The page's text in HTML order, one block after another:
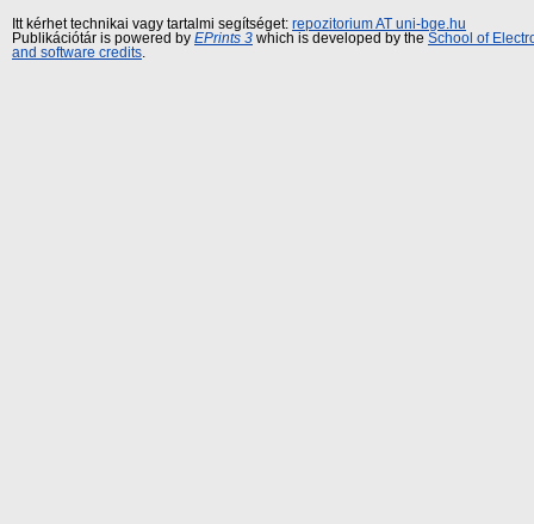
Itt kérhet technikai vagy tartalmi segítséget: repozitorium AT uni-bge.hu
Publikációtár is powered by EPrints 3 which is developed by the School of
and software credits